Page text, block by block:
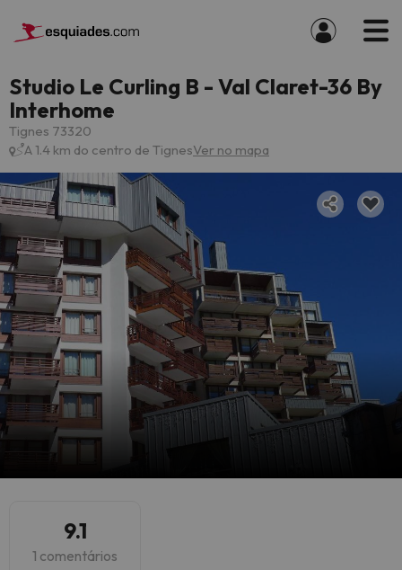
Studio Le Curling B - Val Claret-36 By
Interhome
Tignes 73320
A 1.4 km do centro de TignesVer no mapa
9.1
1 comentários